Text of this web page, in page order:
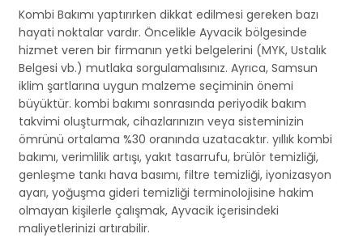
Kombi Bakımı yaptırırken dikkat edilmesi gereken bazı
hayati noktalar vardır. Öncelikle Ayvacik bölgesinde
hizmet veren bir firmanın yetki belgelerini (MYK, Ustalık
Belgesi vb.) mutlaka sorgulamalısınız. Ayrıca, Samsun
iklim şartlarına uygun malzeme seçiminin önemi
büyüktür. kombi bakımı sonrasında periyodik bakım
takvimi oluşturmak, cihazlarınızın veya sisteminizin
ömrünü ortalama %30 oranında uzatacaktır. yıllık kombi
bakımı, verimlilik artışı, yakıt tasarrufu, brülör temizliği,
genleşme tankı hava basımı, filtre temizliği, iyonizasyon
ayarı, yoğuşma gideri temizliği terminolojisine hakim
olmayan kişilerle çalışmak, Ayvacik içerisindeki
maliyetlerinizi artırabilir.